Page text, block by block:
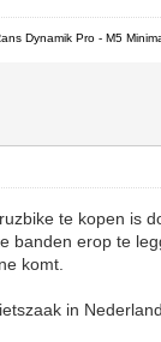
Dynamik Pro - M5
te kopen is
banden erop te
komt.
in